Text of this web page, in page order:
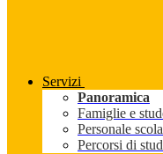
Servizi
Panoramica
Famiglie e
Personale
Percorsi di